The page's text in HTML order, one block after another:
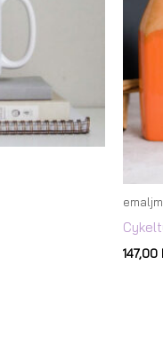
147,00